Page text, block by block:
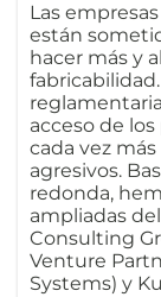
Las
están
hacer más y
acceso de
cada vez
agresivos.
redonda,
ampliadas
Consulting
Venture
Systems) y